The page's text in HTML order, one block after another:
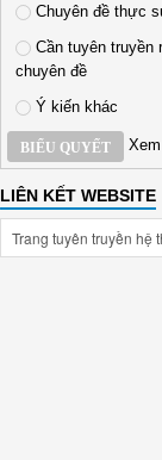
Chuyên đề thực
Cần tuyên truyền
chuyên đề
Ý kiến khác
BIỂU QUYẾT
LIÊN KẾT WEBSITE